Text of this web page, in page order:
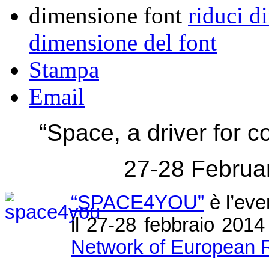
dimensione font riduci
dimensione del font
Stampa
Email
“Space, a driver for
27-28
“SPACE4YOU” è
il 27-28 febbraio
Network of European